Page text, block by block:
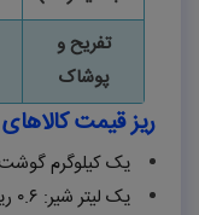
تفریح و
پوشاک
ریز قیمت
یک کیلوگرم
یک لیتر شیر: ۰.۶